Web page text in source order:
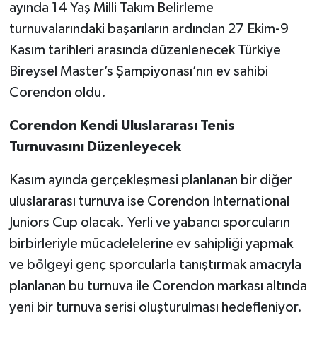
ayında 14 Yaş Milli Takım Belirleme
turnuvalarındaki başarıların ardından 27 Ekim-9
Kasım tarihleri arasında düzenlenecek Türkiye
Bireysel Master’s Şampiyonası’nın ev sahibi
Corendon oldu.
Corendon Kendi Uluslararası Tenis
Turnuvasını Düzenleyecek
Kasım ayında gerçekleşmesi planlanan bir diğer
uluslararası turnuva ise Corendon International
Juniors Cup olacak. Yerli ve yabancı sporcuların
birbirleriyle mücadelelerine ev sahipliği yapmak
ve bölgeyi genç sporcularla tanıştırmak amacıyla
planlanan bu turnuva ile Corendon markası altında
yeni bir turnuva serisi oluşturulması hedefleniyor.